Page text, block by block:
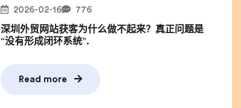
2026-02-16 776
深圳外贸网站获客为什么做不起来？真正问题是
“没有形成闭环系统”.
Read more